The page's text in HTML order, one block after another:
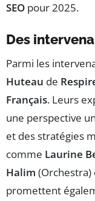
SEO pour 2025.
Des
Parmi les
Huteau de
Français. Leurs
une perspective
et des stratégies
comme Laurine
Halim (Orchestra)
promettent